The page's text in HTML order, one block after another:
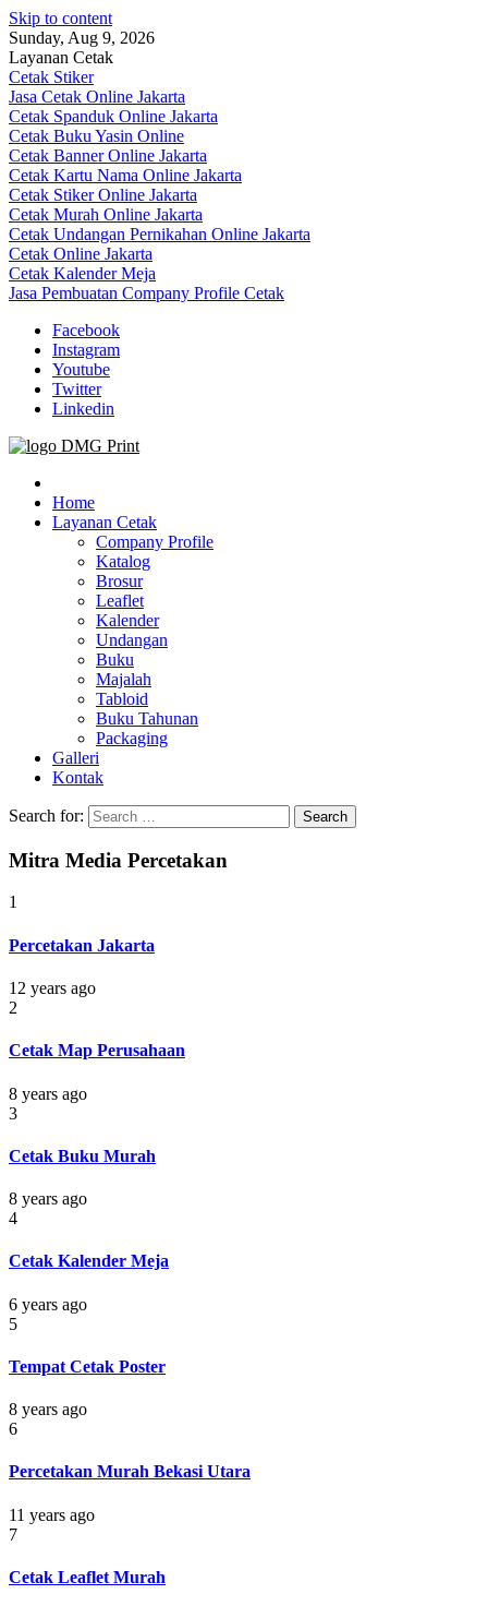
Skip to content
Sunday, Aug 9, 2026
Layanan Cetak
Cetak Stiker
Jasa Cetak Online Jakarta
Cetak Spanduk Online Jakarta
Cetak Buku Yasin Online
Cetak Banner Online Jakarta
Cetak Kartu Nama Online Jakarta
Cetak Stiker Online Jakarta
Cetak Murah Online Jakarta
Cetak Undangan Pernikahan Online Jakarta
Cetak Online Jakarta
Cetak Kalender Meja
Jasa Pembuatan Company Profile Cetak
Facebook
Instagram
Youtube
Twitter
Linkedin
Jasa Cetak Online DMG Printing
Home
Layanan Cetak
Company Profile
Katalog
Brosur
Leaflet
Kalender
Undangan
Buku
Majalah
Tabloid
Buku Tahunan
Packaging
Galleri
Kontak
Search for:
Mitra Media Percetakan
1
Percetakan Jakarta
12 years ago
2
Cetak Map Perusahaan
8 years ago
3
Cetak Buku Murah
8 years ago
4
Cetak Kalender Meja
6 years ago
5
Tempat Cetak Poster
8 years ago
6
Percetakan Murah Bekasi Utara
11 years ago
7
Cetak Leaflet Murah